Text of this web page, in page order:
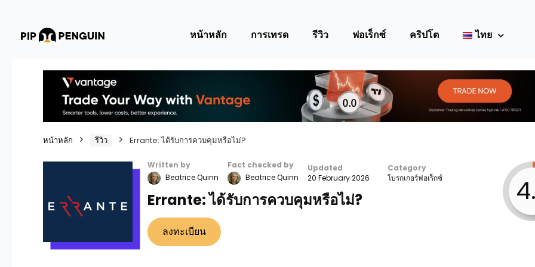
หน้าหลัก การเทรด รีวิว ฟอเร็กซ์ คริปโต ไทย
หน้าหลัก รีวิว Errante: ได้รับการควบคุมหรือไม่?
Written by
Beatrice Quinn
Fact checked by
Beatrice Quinn
Updated
20 February 2026
Category
โบรกเกอร์ฟอเร็กซ์
Errante: ได้รับการควบคุมหรือไม่?
ลงทะเบียน